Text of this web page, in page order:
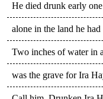
He died drunk early
alone in the land he
Two inches of water in
was the grave for Ira